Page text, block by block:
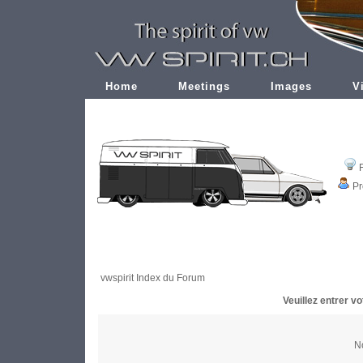
Home Meetings Images
vwspirit Index du Forum
Veuillez entrer